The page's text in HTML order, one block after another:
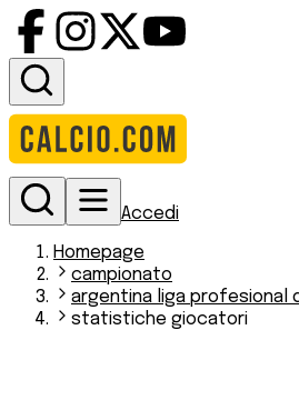
Accedi
Homepage
campionato
argentina liga profesional
statistiche giocatori